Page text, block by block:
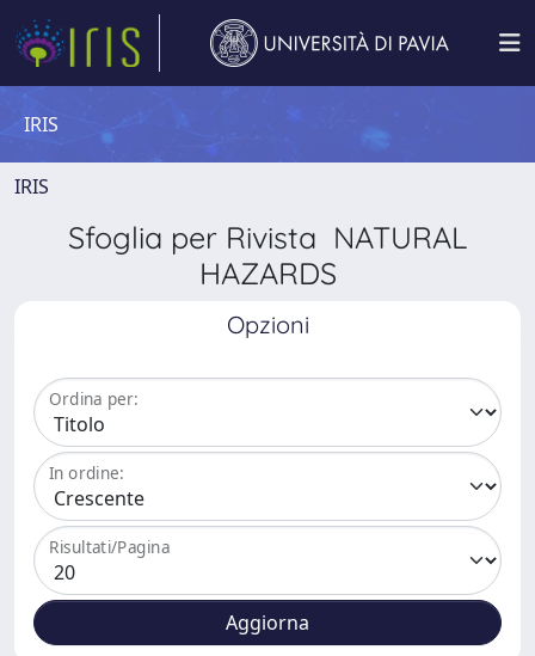
IRIS
IRIS
Sfoglia per Rivista NATURAL
HAZARDS
Opzioni
Ordina per:
In ordine:
Risultati/Pagina